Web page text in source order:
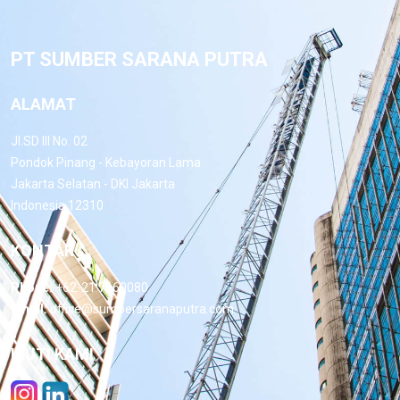
PT SUMBER SARANA PUTRA
ALAMAT
Jl.SD III No. 02
Pondok Pinang - Kebayoran Lama
Jakarta Selatan - DKI Jakarta
Indonesia 12310
KONTAK
Phone: +62-21 7660080
Email:office@sumbersaranaputra.com
IKUTI KAMI